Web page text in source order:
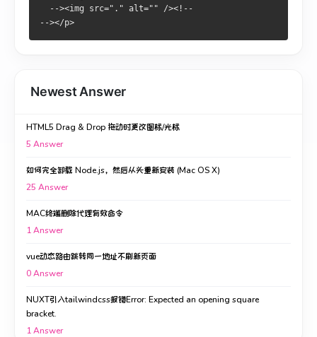
  --><img src="." alt="" /><!--
--></p>
Newest Answer
HTML5 Drag & Drop 拖动时更改图标/光标
5 Answer
如何完全卸载 Node.js，然后从头重新安装 (Mac OS X)
25 Answer
MAC终端删除代理有效命令
1Answer
vue动态路由跳转同一地址不刷新页面
0Answer
NUXT引入tailwindcss报错Error: Expected an opening square
bracket.
1Answer